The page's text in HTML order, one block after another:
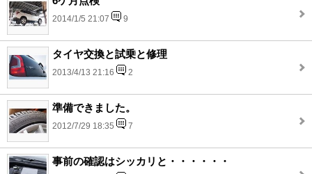
2014/1/5 21:07 9
タイヤ交換と試乗と修理
2013/4/13 21:16 2
準備できました。
2012/7/29 18:35 7
事前の確認はシッカリと・・・・・・